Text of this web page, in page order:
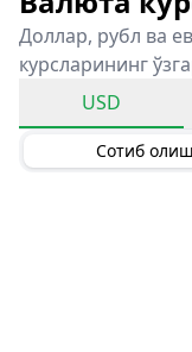
Доллар, рубл ва
курсларининг
USD
Сотиб олиш